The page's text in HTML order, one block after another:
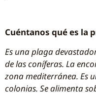
Cuéntanos qué es la
Es una plaga
de las coníferas. La
zona mediterránea. Es
colonias. Se alimenta